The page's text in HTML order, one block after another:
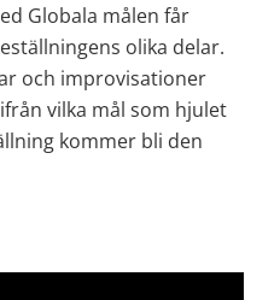
Globala målen får
olika delar.
och improvisationer
vilka mål som hjulet
kommer bli den